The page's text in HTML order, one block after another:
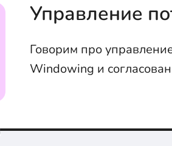
Управление
Говорим про
Windowing и